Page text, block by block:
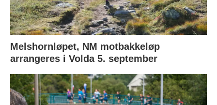
Melshornløpet, NM motbakkeløp
arrangeres i Volda 5. september